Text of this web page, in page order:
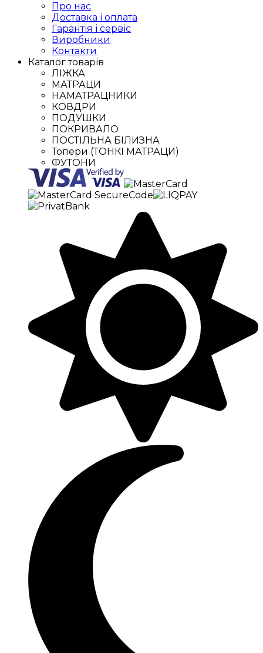
Про нас
Доставка і оплата
Гарантія і сервіс
Виробники
Контакти
Каталог товарів
ЛІЖКА
МАТРАЦИ
НАМАТРАЦНИКИ
КОВДРИ
ПОДУШКИ
ПОКРИВАЛО
ПОСТІЛЬНА БІЛИЗНА
Топери (ТОНКІ МАТРАЦИ)
ФУТОНИ